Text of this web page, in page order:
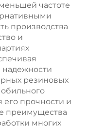
частоте
производства
и
надежности
резиновых
прочности и
преимущества
многих